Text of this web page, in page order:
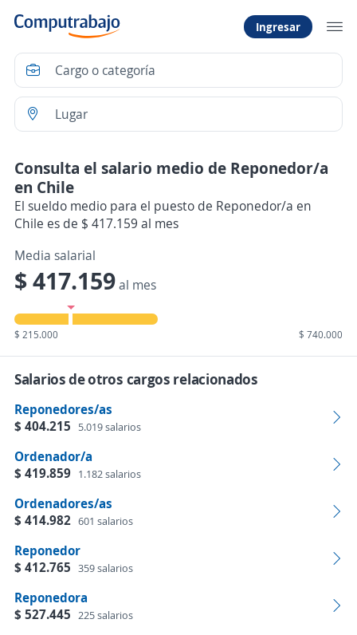
Ingresar
Consulta el salario medio de Reponedor/a
en Chile
El sueldo medio para el puesto de Reponedor/a en
Chile es de $ 417.159 al mes
Media salarial
$ 417.159al mes
$ 215.000 $ 740.000
Salarios de otros cargos relacionados
Reponedores/as
$ 404.215
5.019 salarios
Ordenador/a
$ 419.859 1.182 salarios
Ordenadores/as
$ 414.982 601 salarios
Reponedor
$ 412.765 359 salarios
Reponedora
$ 527.445 225 salarios